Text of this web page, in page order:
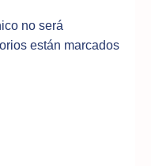
no será
están marcados